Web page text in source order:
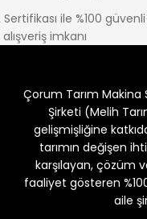
Sertifikası ile %100 güvenli
alışveriş imkanı
Çorum Tarım
Şirketi (Melih
gelişmişliğine
tarımın değişen
karşılayan, çözüm
faaliyet gösteren
aile